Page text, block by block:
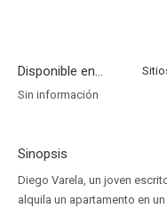
Disponible en...
Sin información
Sinopsis
Diego Varela, un joven
alquila un apartamento en